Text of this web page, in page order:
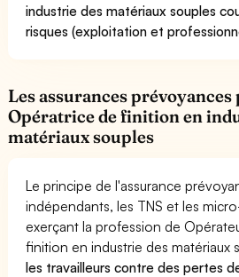
industrie des matériaux souples
risques (exploitation et
Les assurances
Opératrice de finition en
matériaux souples
Le principe de l'assurance
indépendants, les TNS et les
exerçant la profession de
finition en industrie des matériaux
les travailleurs contre des pertes